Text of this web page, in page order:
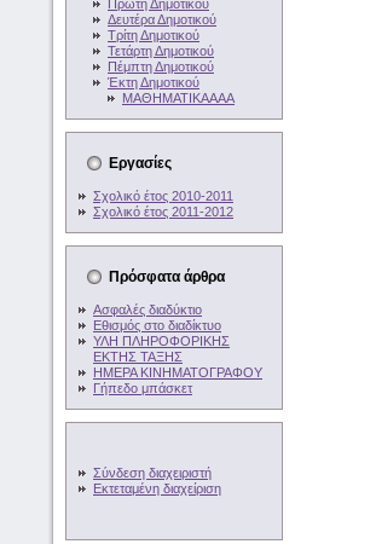
Πρώτη Δημοτικού
Δευτέρα Δημοτικού
Τρίτη Δημοτικού
Τετάρτη Δημοτικού
Πέμπτη Δημοτικού
Έκτη Δημοτικού
ΜΑΘΗΜΑΤΙΚΑΑΑΑ
Εργασίες
Σχολικό έτος 2010-2011
Σχολικό έτος 2011-2012
Πρόσφατα άρθρα
Ασφαλές διαδύκτιο
Εθισμός στο διαδίκτυο
ΥΛΗ ΠΛΗΡΟΦΟΡΙΚΗΣ
ΕΚΤΗΣ ΤΑΞΗΣ
ΗΜΕΡΑ ΚΙΝΗΜΑΤΟΓΡΑΦΟΥ
Γήπεδο μπάσκετ
Σύνδεση διαχειριστή
Εκτεταμένη διαχείριση